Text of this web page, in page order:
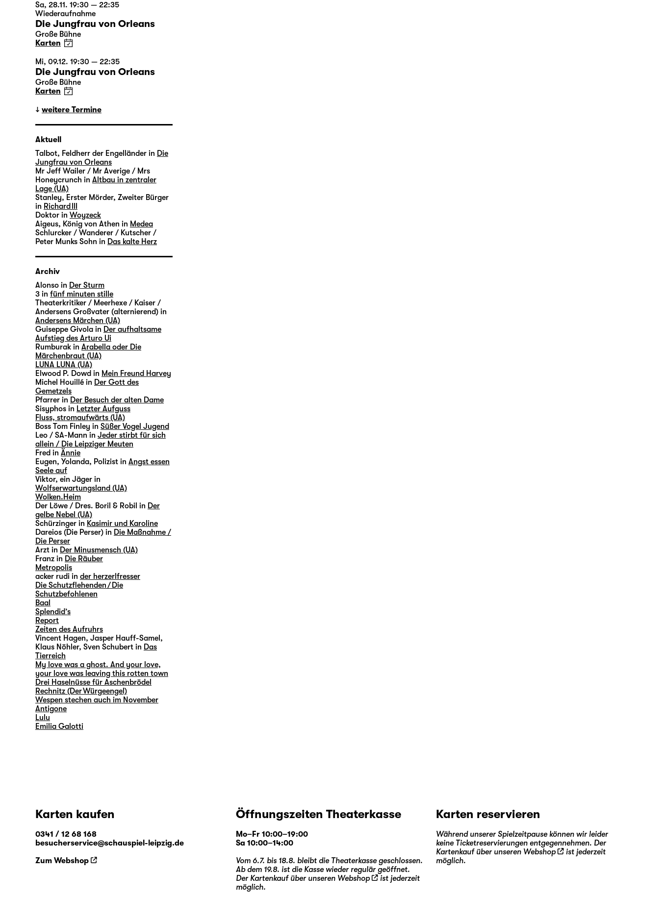
Sa, 28.11. 19:30 — 22:35
Wiederaufnahme
Die Jungfrau von Orleans
Große Bühne
Karten
Mi, 09.12. 19:30 — 22:35
Die Jungfrau von Orleans
Große Bühne
Karten
weitere Termine
Aktuell
Talbot, Feldherr der Engelländer in Die
Jungfrau von Orleans
Mr Jeff Wailer / Mr Averige / Mrs
Honeycrunch in Altbau in zentraler
Lage (UA)
Stanley, Erster Mörder, Zweiter Bürger
in Richard III
Doktor in Woyzeck
Aigeus, König von Athen in Medea
Schlurcker / Wanderer / Kutscher /
Peter Munks Sohn in Das kalte Herz
Archiv
Alonso in Der Sturm
3 in fünf minuten stille
Theaterkritiker / Meerhexe / Kaiser /
Andersens Großvater (alternierend) in
Andersens Märchen (UA)
Guiseppe Givola in Der aufhaltsame
Aufstieg des Arturo Ui
Rumburak in Arabella oder Die
Märchenbraut (UA)
LUNA LUNA (UA)
Elwood P. Dowd in Mein Freund Harvey
Michel Houillé in Der Gott des
Gemetzels
Pfarrer in Der Besuch der alten Dame
Sisyphos in Letzter Aufguss
Fluss, stromaufwärts (UA)
Boss Tom Finley in Süßer Vogel Jugend
Leo / SA-Mann in Jeder stirbt für sich
allein / Die Leipziger Meuten
Fred in Ännie
Eugen, Yolanda, Polizist in Angst essen
Seele auf
Viktor, ein Jäger in
Wolfserwartungsland (UA)
Wolken.Heim
Der Löwe / Dres. Boril & Robil in Der
gelbe Nebel (UA)
Schürzinger in Kasimir und Karoline
Dareios (Die Perser) in Die Maßnahme /
Die Perser
Arzt in Der Minusmensch (UA)
Franz in Die Räuber
Metropolis
acker rudi in der herzerlfresser
Die Schutzflehenden / Die
Schutzbefohlenen
Baal
Splendid’s
Report
Zeiten des Aufruhrs
Vincent Hagen, Jasper Hauff-Samel,
Klaus Nöhler, Sven Schubert in Das
Tierreich
My love was a ghost. And your love,
your love was leaving this rotten town
Drei Haselnüsse für Aschenbrödel
Rechnitz (Der Würgeengel)
Wespen stechen auch im November
Antigone
Lulu
Emilia Galotti
Karten kaufen
0341 / 12 68 168
besucherservice@schauspiel-leipzig.de
Zum Webshop
Öffnungszeiten Theaterkasse
Mo–Fr 10:00–19:00
Sa 10:00–14:00
Vom 6.7. bis 18.8. bleibt die Theaterkasse geschlossen.
Ab dem 19.8. ist die Kasse wieder regulär geöffnet.
Der Kartenkauf über unseren Webshop
ist jederzeit
möglich.
Karten reservieren
Während unserer Spielzeitpause können wir leider
keine Ticketreservierungen entgegennehmen. Der
Kartenkauf über unseren Webshop
ist jederzeit
möglich.